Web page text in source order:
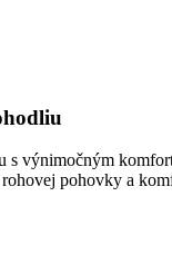
výnimočným
pohovky a